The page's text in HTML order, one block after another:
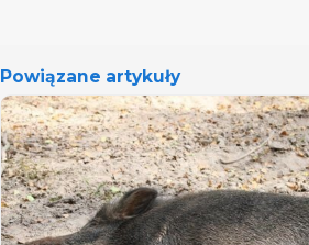
Powiązane artykuły